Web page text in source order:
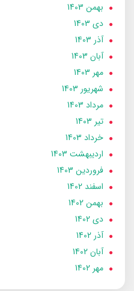
بهمن 1403
دی 1403
آذر 1403
آبان 1403
مهر 1403
شهریور 1403
مرداد 1403
تير 1403
خرداد 1403
ارديبهشت 1403
فروردین 1403
اسفند 1402
بهمن 1402
دی 1402
آذر 1402
آبان 1402
مهر 1402